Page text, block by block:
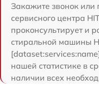
Закажите звонок или
сервисного центра
проконсультирует и
стиральной машины
нашей статистике в
наличии всех